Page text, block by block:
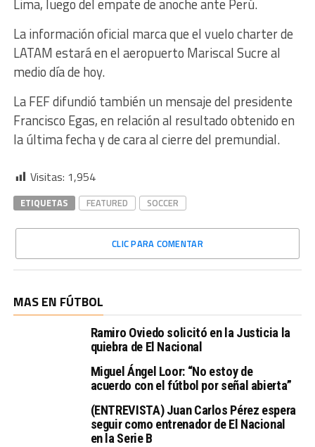
Lima, luego del empate de anoche ante Perú.
La información oficial marca que el vuelo charter de
LATAM estará en el aeropuerto Mariscal Sucre al
medio día de hoy.
La FEF difundió también un mensaje del presidente
Francisco Egas, en relación al resultado obtenido en
la última fecha y de cara al cierre del premundial.
Visitas: 1,954
ETIQUETAS FEATURED SOCCER
CLIC PARA COMENTAR
MAS EN FÚTBOL
Ramiro Oviedo solicitó en la Justicia la
quiebra de El Nacional
Miguel Ángel Loor: “No estoy de
acuerdo con el fútbol por señal abierta”
(ENTREVISTA) Juan Carlos Pérez espera
seguir como entrenador de El Nacional
en la Serie B